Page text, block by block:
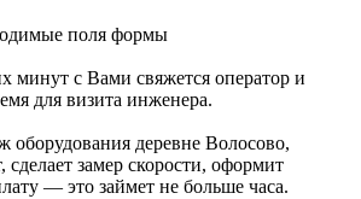
поля формы
минут с Вами свяжется оператор и
для визита инженера.
деревне Волосово,
замер скорости, оформит
— это займет не больше часа.